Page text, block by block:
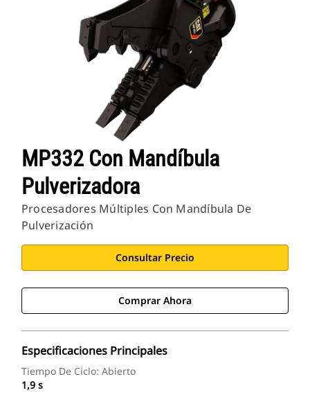
MP332 Con Mandíbula
Pulverizadora
Procesadores Múltiples Con Mandíbula De
Pulverización
Consultar Precio
Comprar Ahora
Especificaciones Principales
Tiempo De Ciclo: Abierto
1,9 s